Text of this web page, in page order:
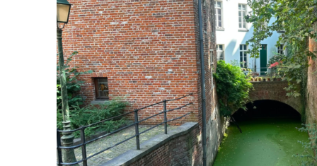
06 août 2026Consulter l'article "Saint-Géry : un ancien
La police lance un avis de
recherche après le viol d’une
femme de 33 ans à Bruxelles